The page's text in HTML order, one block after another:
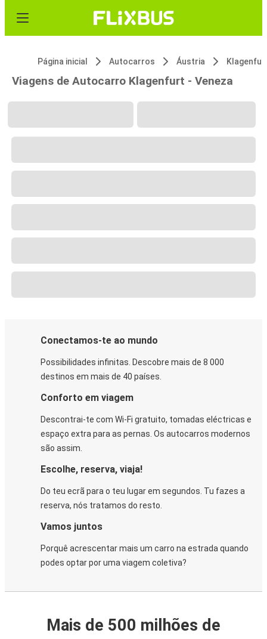
Página inicial Autocarros Áustria
Viagens de Autocarro Klagenfurt - Veneza
Conectamos-te ao mundo
Possibilidades infinitas. Descobre mais de 8 000
destinos em mais de 40 países.
Conforto em viagem
Descontrai-te com Wi-Fi gratuito, tomadas eléctricas e
espaço extra para as pernas. Os autocarros modernos
são assim.
Escolhe, reserva, viaja!
Do teu ecrã para o teu lugar em segundos. Tu fazes a
reserva, nós tratamos do resto.
Vamos juntos
Porquê acrescentar mais um carro na estrada quando
podes optar por uma viagem coletiva?
Mais de 500 milhões de